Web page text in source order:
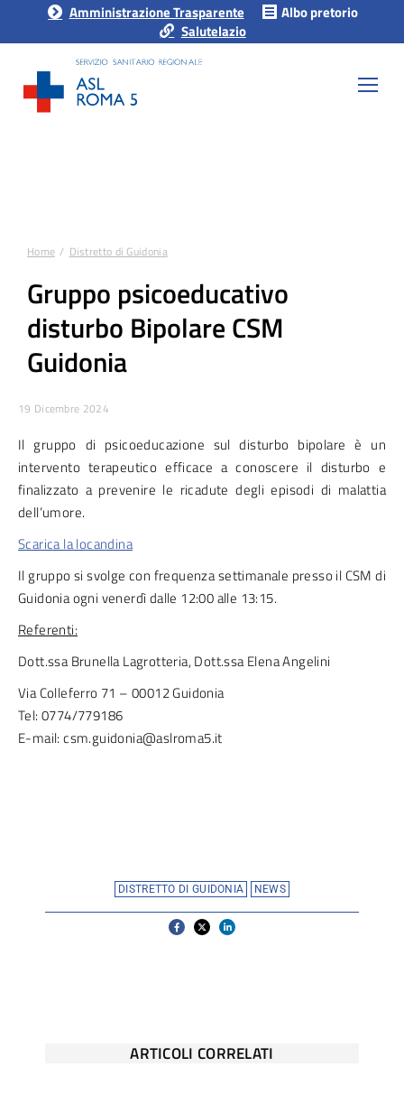
Amministrazione Trasparente
Albo pretorio
Salutelazio
Tu sei qui:
Home Distretto di Guidonia
Gruppo psicoeducativo
disturbo Bipolare CSM
Guidonia
19 Dicembre 2024
Il gruppo di psicoeducazione sul disturbo bipolare è un
intervento terapeutico efficace a conoscere il disturbo e
finalizzato a prevenire le ricadute degli episodi di malattia
dell’umore.
Scarica la locandina
Il gruppo si svolge con frequenza settimanale presso il CSM di
Guidonia ogni venerdì dalle 12:00 alle 13:15.
Referenti:
Dott.ssa Brunella Lagrotteria, Dott.ssa Elena Angelini
Via Colleferro 71 – 00012 Guidonia
Tel: 0774/779186
E-mail: csm.guidonia@aslroma5.it
DISTRETTO DI GUIDONIA NEWS
ARTICOLI CORRELATI